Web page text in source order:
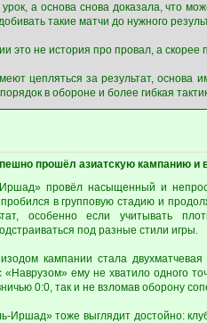
а основа снова доказала, что
такие матчи до нужного
это не история про провал, а скорее
цепляться за результат, основа
в обороне и более гибкая
прошёл азиатскую кампанию и
провёл насыщенный и
в групповую стадию и
особенно если учитывать
под разные стили игры.
кампании стала
«Наврузом» ему не хватило одного
0:0, так и не взломав оборону
Иршад» тоже выглядит достойно: